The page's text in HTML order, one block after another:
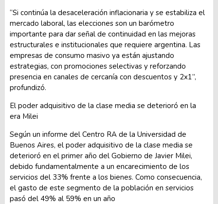
“Si continúa la desaceleración inflacionaria y se estabiliza el
mercado laboral, las elecciones son un barómetro
importante para dar señal de continuidad en las mejoras
estructurales e institucionales que requiere argentina. Las
empresas de consumo masivo ya están ajustando
estrategias, con promociones selectivas y reforzando
presencia en canales de cercanía con descuentos y 2x1”,
profundizó.
El poder adquisitivo de la clase media se deterioró en la
era Milei
Según un informe del Centro RA de la Universidad de
Buenos Aires, el poder adquisitivo de la clase media se
deterioró en el primer año del Gobierno de Javier Milei,
debido fundamentalmente a un encarecimiento de los
servicios del 33% frente a los bienes. Como consecuencia,
el gasto de este segmento de la población en servicios
pasó del 49% al 59% en un año